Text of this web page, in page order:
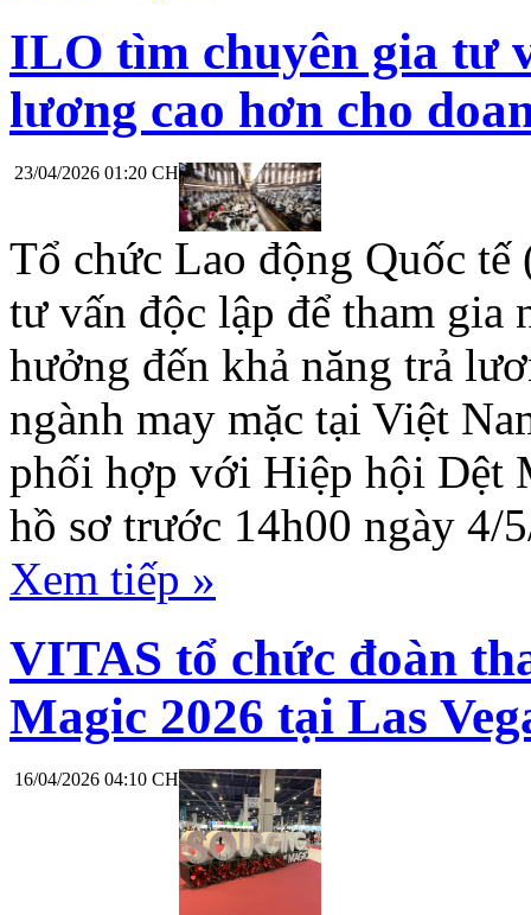
ILO tìm chuyên gia tư
lương cao hơn cho
23/04/2026 01:20 CH
Tổ chức Lao động Quốc
tư vấn độc lập để tham gia
hưởng đến khả năng trả
ngành may mặc tại Việt
phối hợp với Hiệp hội Dệt
hồ sơ trước 14h00 ngày 4/
Xem tiếp »
VITAS tổ chức đoàn
Magic 2026 tại Las
16/04/2026 04:10 CH